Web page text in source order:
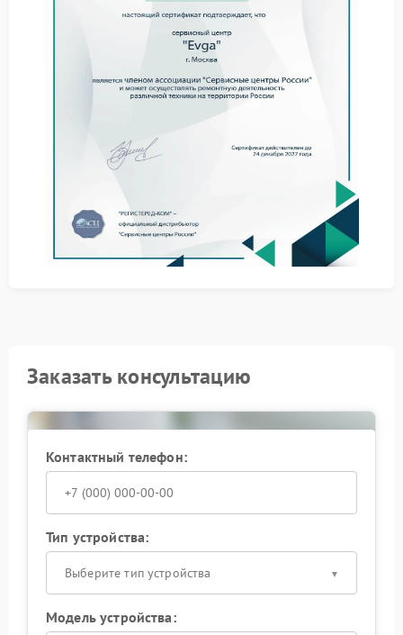
Как проходит ремонт
Обслуживание устройства выполняется поэтапно:
замена неисправного тачпада или шлейфа;
настройка драйверов и тестирование функций.
Сервисный центр Evga использует оригинальные
регламенты производителя. Это позволяет
обеспечить стабильную работу тачпада и исключить
повторное появление проблемы.
Заказать консультацию
Контактный телефон:
Тип устройства:
Выберите тип устройства
Модель устройства: